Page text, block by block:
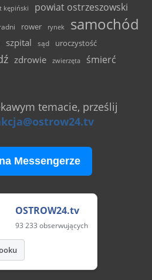
kępiński powiat ostrzeszowski
rower rynek samochód
szpital sąd uroczystość
zdrowie zwierzęta śmierć
temacie, prześlij
Messengerze
OSTROW24.tv
93 233 obserwujących